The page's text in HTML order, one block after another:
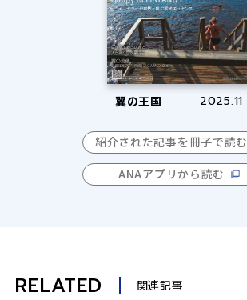
翼の王国 2025.11
紹介された記事を冊子で読む
ANAアプリから読む
RELATED 関連記事